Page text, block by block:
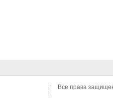
Все права